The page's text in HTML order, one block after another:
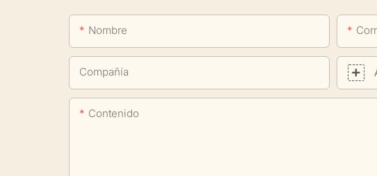
Nombre
Compañía
Contenido